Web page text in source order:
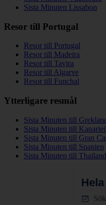
Sista Minuten Lissabon
Resor till Portugal
Resor till Portugal
Resor till Madeira
Resor till Tavira
Resor till Algarve
Resor till Funchal
Ytterligare resmål
Sista Minuten till
Sista Minuten till
Sista Minuten till Gran
Sista Minuten till Spanien
Sista Minuten till Thailand